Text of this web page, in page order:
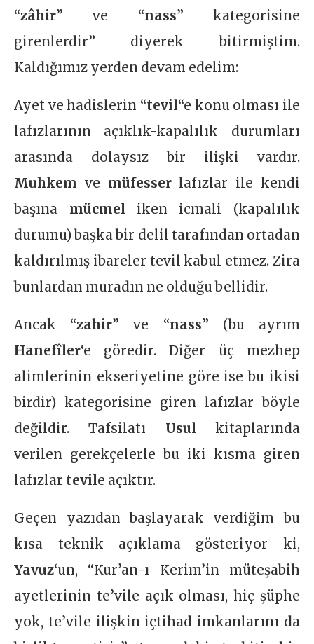
“zâhir” ve “nass” kategorisine
girenlerdir” diyerek bitirmiştim.
Kaldığımız yerden devam edelim:
Ayet ve hadislerin “tevil“e konu olması ile
lafızlarının açıklık-kapalılık durumları
arasında dolaysız bir ilişki vardır.
Muhkem ve müfesserlafızlar ile kendi
başına mücmel iken icmali (kapalılık
durumu) başka bir delil tarafından ortadan
kaldırılmış ibareler tevil kabul etmez. Zira
bunlardan muradın ne olduğu bellidir.
Ancak “zahir” ve “nass” (bu ayrım
Hanefîler‘e göredir. Diğer üç mezhep
alimlerinin ekseriyetine göre ise bu ikisi
birdir) kategorisine giren lafızlar böyle
değildir. Tafsilatı Usul kitaplarında
verilen gerekçelerle bu iki kısma giren
lafızlar tevile açıktır.
Geçen yazıdan başlayarak verdiğim bu
kısa teknik açıklama gösteriyor ki,
Yavuz‘un, “Kur’an-ı Kerim’in müteşabih
ayetlerinin te’vile açık olması, hiç şüphe
yok, te’vile ilişkin içtihad imkanlarını da